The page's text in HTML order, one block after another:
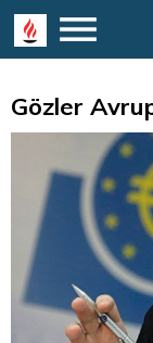
Gözler